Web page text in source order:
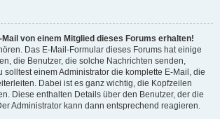
Mail von einem Mitglied dieses Forums erhalten!
Das E-Mail-Formular dieses Forums hat einige
die Benutzer, die solche Nachrichten senden,
solltest einem Administrator die komplette E-Mail, die
Dabei ist es ganz wichtig, die Kopfzeilen
Diese enthalten Details über den Benutzer, der die
Administrator kann dann entsprechend reagieren.